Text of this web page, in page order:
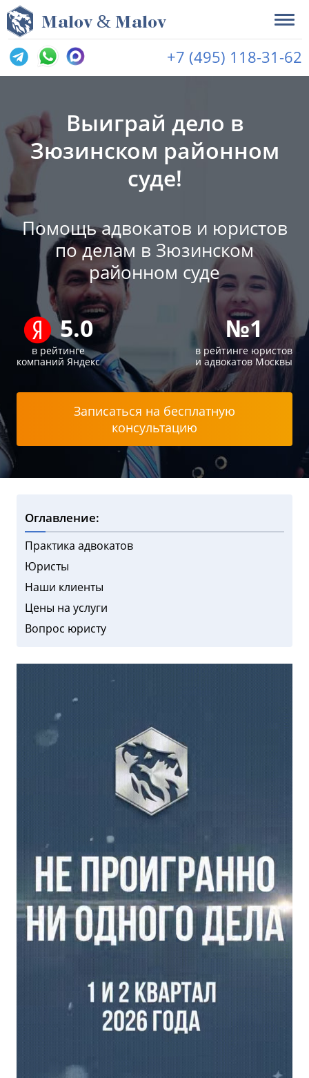
Malov & Malov
+7 (495) 118-31-62
Выиграй дело в
Зюзинском районном
суде!
Помощь адвокатов и юристов
по делам в Зюзинском
районном суде
5.0
в рейтинге
компаний Яндекс
№1
в рейтинге юристов
и адвокатов Москвы
Записаться на бесплатную
консультацию
Оглавление:
Практика адвокатов
Юристы
Наши клиенты
Цены на услуги
Вопрос юристу